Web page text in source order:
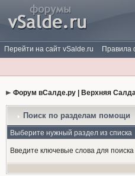
Перейти на сайт vSalde.ru Правила
Форум вСалде.ру | Верхняя
Поиск по разделам помощи
Выберите нужный раздел из списка
Введите ключевые слова для поиска